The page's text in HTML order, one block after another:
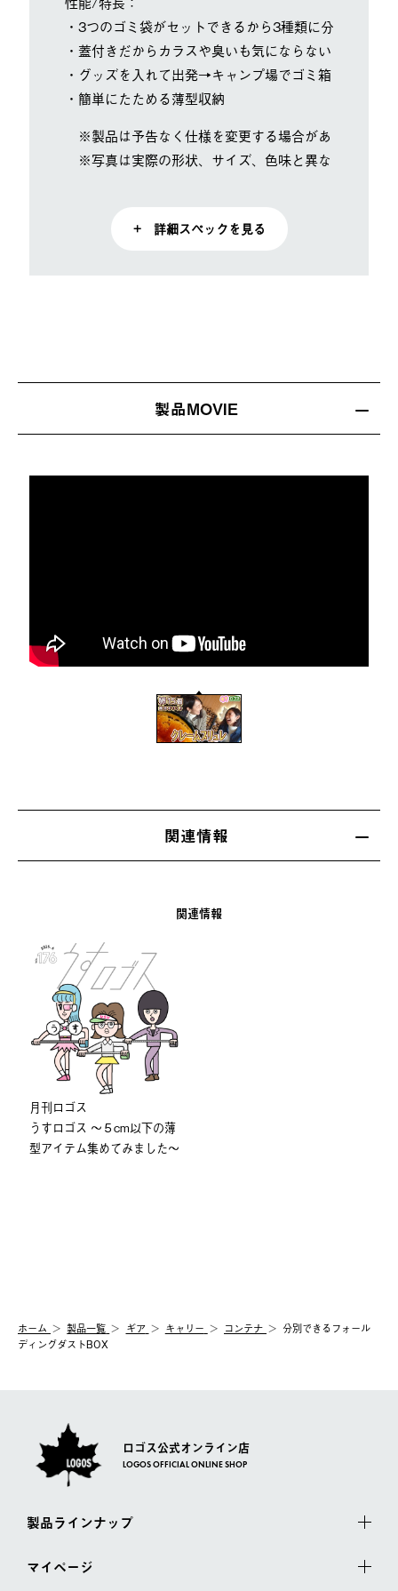
・3つのゴミ袋がセットできるから3種類に分別できま
・蓋付きだからカラスや臭いも気にならない
・グッズを入れて出発→キャンプ場でゴミ箱に変身！
・簡単にたためる薄型収納
※製品は予告なく仕様を変更する場合があります。
※写真は実際の形状、サイズ、色味と異なる場合が
+ 詳細スペックを見る
製品MOVIE
関連情報
関連情報
⽉刊ロゴス
うすロゴス 〜５cm以下の薄
型アイテム集めてみました〜
ホーム 製品⼀覧 ギア キャリー コンテナ
分別できるフォール
ディングダストBOX
ロゴス公式オンライン店
LOGOS OFFICIAL ONLINE SHOP
製品ラインナップ
マイページ